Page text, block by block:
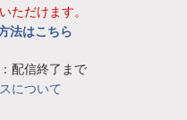
ただけます。
法はこちら
配信終了まで
について